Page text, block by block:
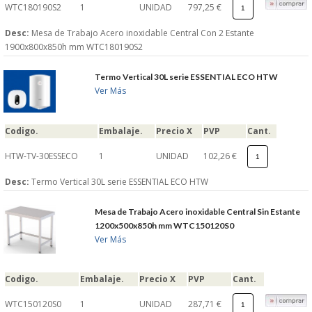
WTC180190S2 1 UNIDAD 797,25 €
Desc: Mesa de Trabajo Acero inoxidable Central Con 2 Estante
1900x800x850h mm WTC180190S2
Termo Vertical 30L serie ESSENTIAL ECO HTW
Ver Más
Codigo. Embalaje. Precio X PVP Cant.
HTW-TV-30ESSECO 1 UNIDAD 102,26 €
Desc: Termo Vertical 30L serie ESSENTIAL ECO HTW
Mesa de Trabajo Acero inoxidable Central Sin Estante
1200x500x850h mm WTC150120S0
Ver Más
Codigo. Embalaje. Precio X PVP Cant.
WTC150120S0 1 UNIDAD 287,71 €